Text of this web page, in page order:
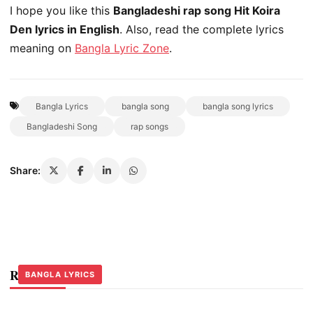
I hope you like this Bangladeshi rap song Hit Koira
Den lyrics in English. Also, read the complete lyrics
meaning on Bangla Lyric Zone.
Bangla Lyrics bangla song
bangla song lyrics
Bangladeshi Song
rap songs
Share:
Related Stories
BANGLA LYRICS
BANGLA LYRICS
BANGLA LYRICS